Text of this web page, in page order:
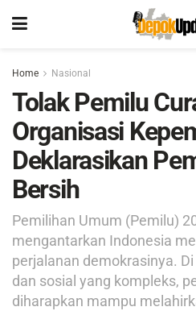
Home Nasional
Tolak Pemilu
Organisasi
Deklarasikan
Bersih
Pemilihan Umum (Pemilu)
mengantarkan Indonesia
perjalanan demokrasinya.
dan sosial yang kompleks,
diharapkan mampu